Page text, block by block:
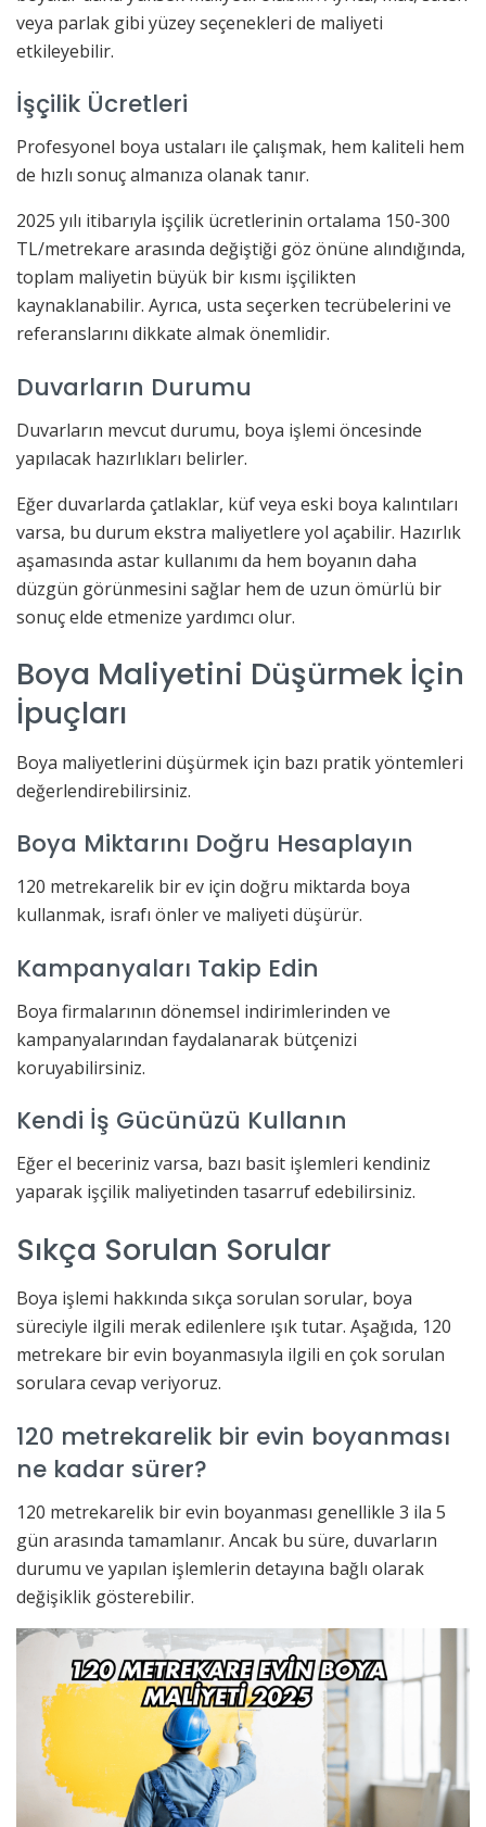
veya parlak gibi yüzey seçenekleri de maliyeti
etkileyebilir.
İşçilik Ücretleri
Profesyonel boya ustaları ile çalışmak, hem kaliteli hem
de hızlı sonuç almanıza olanak tanır.
2025 yılı itibarıyla işçilik ücretlerinin ortalama 150-300
TL/metrekare arasında değiştiği göz önüne alındığında,
toplam maliyetin büyük bir kısmı işçilikten
kaynaklanabilir. Ayrıca, usta seçerken tecrübelerini ve
referanslarını dikkate almak önemlidir.
Duvarların Durumu
Duvarların mevcut durumu, boya işlemi öncesinde
yapılacak hazırlıkları belirler.
Eğer duvarlarda çatlaklar, küf veya eski boya kalıntıları
varsa, bu durum ekstra maliyetlere yol açabilir. Hazırlık
aşamasında astar kullanımı da hem boyanın daha
düzgün görünmesini sağlar hem de uzun ömürlü bir
sonuç elde etmenize yardımcı olur.
Boya Maliyetini Düşürmek İçin
İpuçları
Boya maliyetlerini düşürmek için bazı pratik yöntemleri
değerlendirebilirsiniz.
Boya Miktarını Doğru Hesaplayın
120 metrekarelik bir ev için doğru miktarda boya
kullanmak, israfı önler ve maliyeti düşürür.
Kampanyaları Takip Edin
Boya firmalarının dönemsel indirimlerinden ve
kampanyalarından faydalanarak bütçenizi
koruyabilirsiniz.
Kendi İş Gücünüzü Kullanın
Eğer el beceriniz varsa, bazı basit işlemleri kendiniz
yaparak işçilik maliyetinden tasarruf edebilirsiniz.
Sıkça Sorulan Sorular
Boya işlemi hakkında sıkça sorulan sorular, boya
süreciyle ilgili merak edilenlere ışık tutar. Aşağıda, 120
metrekare bir evin boyanmasıyla ilgili en çok sorulan
sorulara cevap veriyoruz.
120 metrekarelik bir evin boyanması
ne kadar sürer?
120 metrekarelik bir evin boyanması genellikle 3 ila 5
gün arasında tamamlanır. Ancak bu süre, duvarların
durumu ve yapılan işlemlerin detayına bağlı olarak
değişiklik gösterebilir.